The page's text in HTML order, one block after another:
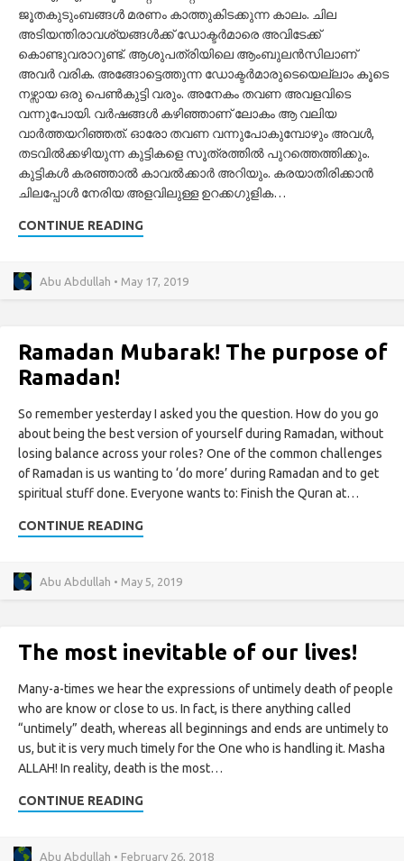
ജൂതകുടുംബങ്ങൾ മരണം കാത്തുകിടക്കുന്ന കാലം. ചില
അടിയന്തിരാവശ്യങ്ങൾക്ക്‌ ഡോക്ടർമാരെ അവിടേക്ക്‌
കൊണ്ടുവരാറുണ്ട്‌. ആശുപത്രിയിലെ ആംബുലൻസിലാണ്‌
അവർ വരിക. അങ്ങോട്ടെത്തുന്ന ഡോക്ടർമാരുടെയെല്ലാം കൂടെ
നഴ്സായ ഒരു പെൺകുട്ടി വരും. അനേകം തവണ അവളവിടെ
വന്നുപോയി. വർഷങ്ങൾ കഴിഞ്ഞാണ്‌ ലോകം ആ വലിയ
വാർത്തയറിഞ്ഞത്‌. ഓരോ തവണ വന്നുപോകുമ്പോഴും അവൾ,
തടവിൽക്കഴിയുന്ന കുട്ടികളെ സൂത്രത്തിൽ പുറത്തെത്തിക്കും.
കുട്ടികൾ കരഞ്ഞാൽ കാവൽക്കാർ അറിയും. കരയാതിരിക്കാൻ
ചിലപ്പോൾ നേരിയ അളവിലുള്ള ഉറക്കഗുളിക…
CONTINUE READING
Abu Abdullah • May 17, 2019
Ramadan Mubarak! The purpose of
Ramadan!
So remember yesterday I asked you the question. How do you go
about being the best version of yourself during Ramadan, without
losing balance across your roles? One of the common challenges
of Ramadan is us wanting to ‘do more’ during Ramadan and to get
spiritual stuff done. Everyone wants to: Finish the Quran at…
CONTINUE READING
Abu Abdullah • May 5, 2019
The most inevitable of our lives!
Many-a-times we hear the expressions of untimely death of people
who are know or close to us. In fact, is there anything called
“untimely” death, whereas all beginnings and ends are untimely to
us, but it is very much timely for the One who is handling it. Masha
ALLAH! In reality, death is the most…
CONTINUE READING
Abu Abdullah • February 26, 2018